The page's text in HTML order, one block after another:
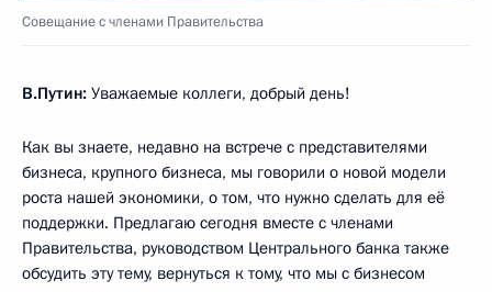
Совещание с членами Правительства
В.Путин: Уважаемые коллеги, добрый день!
Как вы знаете, недавно на встрече с представителями
бизнеса, крупного бизнеса, мы говорили о новой модели
роста нашей экономики, о том, что нужно сделать для её
поддержки. Предлагаю сегодня вместе с членами
Правительства, руководством Центрального банка также
обсудить эту тему, вернуться к тому, что мы с бизнесом